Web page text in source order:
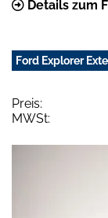
Details zum
Ford Explorer
Preis:
MWSt: